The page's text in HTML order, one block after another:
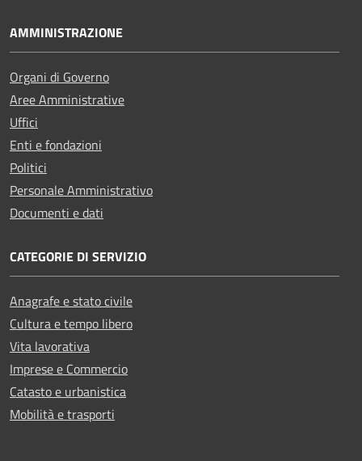
AMMINISTRAZIONE
Organi di Governo
Aree Amministrative
Uffici
Enti e fondazioni
Politici
Personale Amministrativo
Documenti e dati
CATEGORIE DI SERVIZIO
Anagrafe e stato civile
Cultura e tempo libero
Vita lavorativa
Imprese e Commercio
Catasto e urbanistica
Mobilità e trasporti